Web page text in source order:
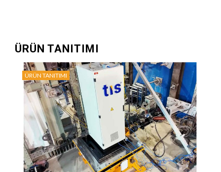
ÜRÜN TANITIMI
ÜRÜN TANITIMI